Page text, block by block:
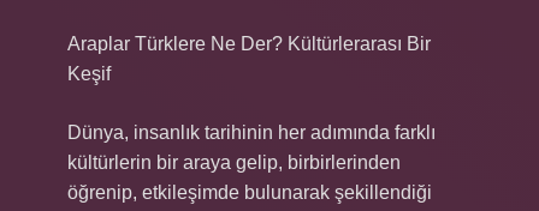
Araplar Türklere Ne Der? Kültürlerarası Bir
Keşif
Dünya, insanlık tarihinin her adımında farklı
kültürlerin bir araya gelip, birbirlerinden
öğrenip, etkileşimde bulunarak şekillendiği